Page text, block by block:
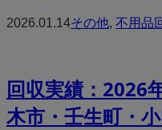
2026.01.14その他, 不用品
回収実績：2026
木市・壬生町・